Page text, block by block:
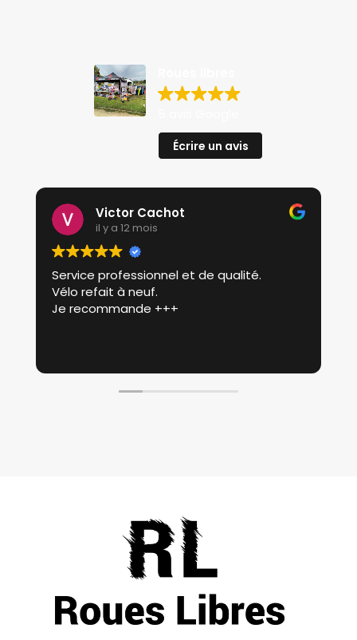
Écrire un avis
Victor Cachot
il y a 12 mois
Service professionnel et de qualité.
Vélo refait à neuf.
Je recommande +++